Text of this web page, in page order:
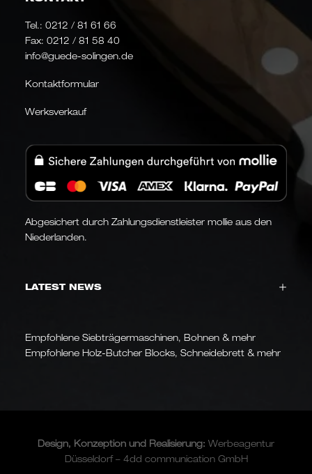
Tel.: 0212 / 81 61 66
Fax: 0212 / 81 58 40
info@guede-solingen.de
Kontaktformular
Werksverkauf
Abgesichert durch Zahlungsdienstleister mollie aus den
Niederlanden.
LATEST NEWS
Empfohlene Siebträgermaschinen, Bohnen & mehr
Empfohlene Holz-Butcher Blocks, Schneidebrett & mehr
Design, Konzeption und Realisierung: Werbeagentur
Düsseldorf – 4dd communication GmbH